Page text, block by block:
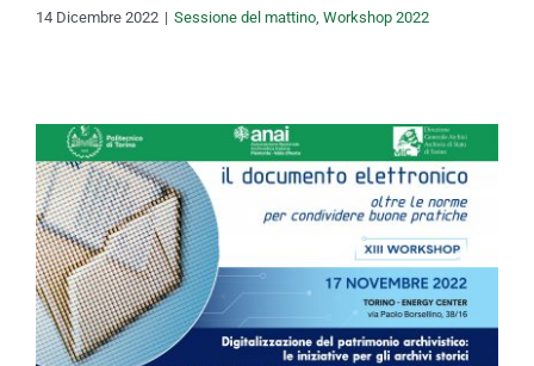
14 Dicembre 2022 | Sessione del mattino Workshop 2022
Introduzione ai lavori